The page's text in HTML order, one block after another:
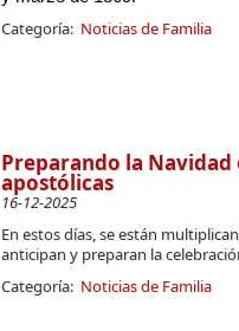
Categoría: Noticias de Familia
Preparando la
apostólicas
16-12-2025
En estos días, se están
anticipan y preparan la
Categoría: Noticias de Familia